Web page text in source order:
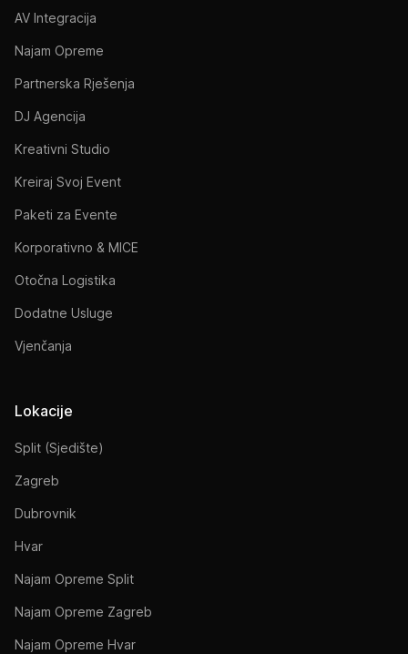
AV Integracija
Najam Opreme
Partnerska Rješenja
DJ Agencija
Kreativni Studio
Kreiraj Svoj Event
Paketi za Evente
Korporativno & MICE
Otočna Logistika
Dodatne Usluge
Vjenčanja
Lokacije
Split (Sjedište)
Zagreb
Dubrovnik
Hvar
Najam Opreme Split
Najam Opreme Zagreb
Najam Opreme Hvar